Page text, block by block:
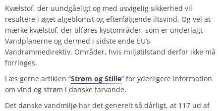
Kvælstof, der uundgåeligt og med usvigelig sikkerhed vil
resultere i øget algeblomst og efterfølgende iltsvind. Og vel at
mærke kvælstof, der tilføres kystområder, som er underlagt
Vandplanerne og dermed i sidste ende EU’s
Vandrammedirektiv. Områder, hvis miljøtilstand derfor ikke må
forringes.
Læs gerne artiklen “Strøm og Stille” for yderligere information
om vind og strøm i danske farvande.
Det danske vandmiljø har det generelt så dårligt, at 117 ud af